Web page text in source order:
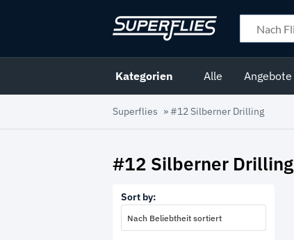
Kategorien Alle Angebote
Superflies » #12 Silberner Drilling
#12 Silberner Drilling
Sort by:
Nach Beliebtheit sortiert